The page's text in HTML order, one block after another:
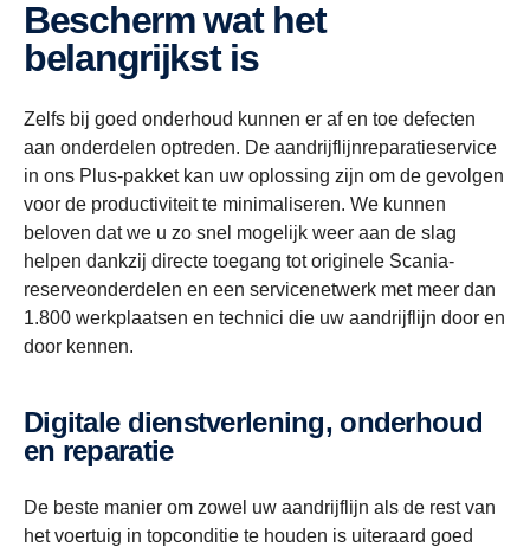
Bescherm wat het
belangrijkst is
Zelfs bij goed onderhoud kunnen er af en toe defecten
aan onderdelen optreden. De aandrijflijnreparatieservice
in ons Plus-pakket kan uw oplossing zijn om de gevolgen
voor de productiviteit te minimaliseren. We kunnen
beloven dat we u zo snel mogelijk weer aan de slag
helpen dankzij directe toegang tot originele Scania-
reserveonderdelen en een servicenetwerk met meer dan
1.800 werkplaatsen en technici die uw aandrijflijn door en
door kennen.
Digitale dienstverlening, onderhoud
en reparatie
De beste manier om zowel uw aandrijflijn als de rest van
het voertuig in topconditie te houden is uiteraard goed